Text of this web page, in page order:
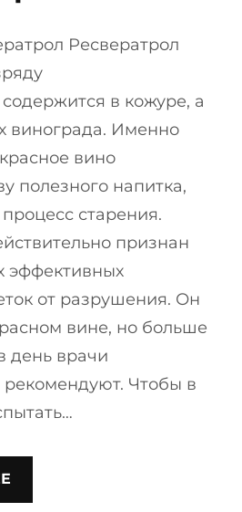
Ресвератрол
в кожуре, а
винограда. Именно
вино
полезного напитка,
старения.
признан
эффективных
от разрушения. Он
вине, но больше
день врачи
рекомендуют. Чтобы в